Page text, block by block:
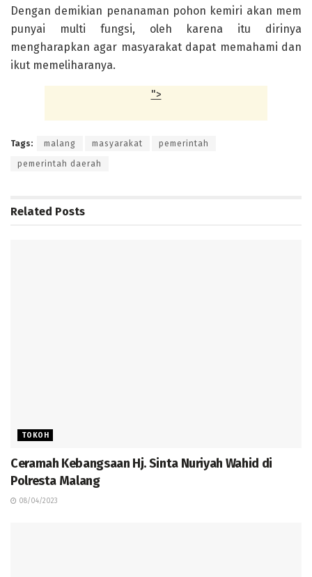
Dengan demikian penanaman pohon kemiri akan mem
punyai multi fungsi, oleh karena itu dirinya
mengharapkan agar masyarakat dapat memahami dan
ikut memeliharanya.
">
Tags: malang masyarakat pemerintah
pemerintah daerah
Related Posts
TOKOH
Ceramah Kebangsaan Hj. Sinta Nuriyah Wahid di
Polresta Malang
08/04/2023